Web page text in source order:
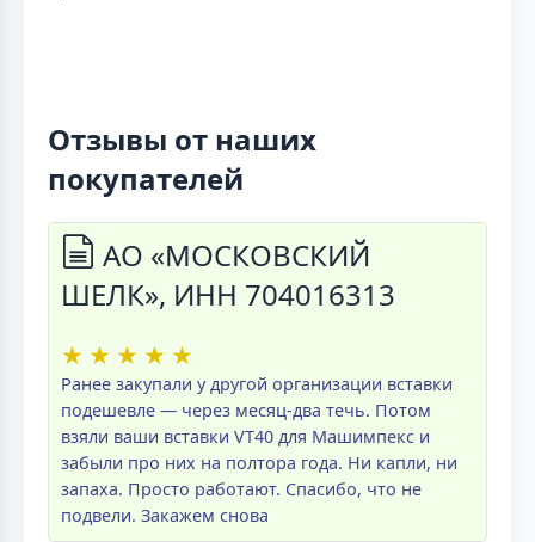
Отзывы от наших
покупателей
АО «МОСКОВСКИЙ
ШЕЛК», ИНН 704016313
★ ★ ★ ★ ★
Ранее закупали у другой организации вставки
подешевле — через месяц-два течь. Потом
взяли ваши вставки VT40 для Машимпекс и
забыли про них на полтора года. Ни капли, ни
запаха. Просто работают. Спасибо, что не
подвели. Закажем снова